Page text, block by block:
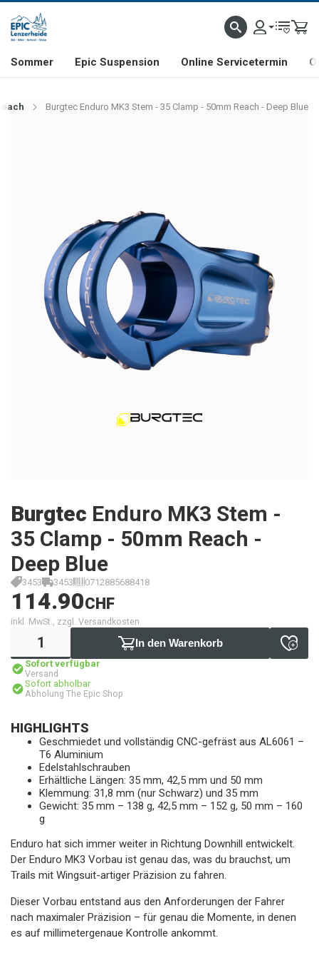
& FREERIDE-SPEZIALIST SCHWEIZER FIRMA SHOP & SHOWROOM IN
Sommer Epic Suspension Online Servicetermin
Burgtec Enduro MK3 Stem - 35 Clamp - 50mm Reach - Deep Blue
Burgtec Enduro MK3 Stem -
35 Clamp - 50mm Reach -
Deep Blue
3453 3453 0712885688418
114.90CHF
inkl. MwSt., zzgl. Versandkosten
In den Warenkorb
Sofort verfügbar
Versand
Sofort abholbar
Abholung The Epic Shop
HIGHLIGHTS
Geschmiedet und vollständig CNC-gefräst aus AL6061 –
T6 Aluminium
Edelstahlschrauben
Erhältliche Längen: 35 mm, 42,5 mm und 50 mm
Klemmung: 31,8 mm (nur Schwarz) und 35 mm
Gewicht: 35 mm – 138 g, 42,5 mm – 152 g, 50 mm – 160
g
Enduro hat sich immer weiter in Richtung Downhill entwickelt.
Der Enduro MK3 Vorbau ist genau das, was du brauchst, um
Trails mit Wingsuit-artiger Präzision zu fahren.
Dieser Vorbau entstand aus den Anforderungen der Fahrer
nach maximaler Präzision – für genau die Momente, in denen
es auf millimetergenaue Kontrolle ankommt.